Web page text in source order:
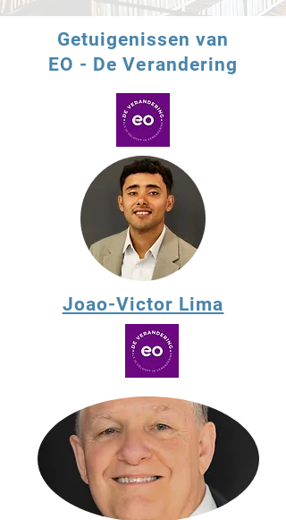
Getuigenissen van
EO - De Verandering
Joao-Victor Lima